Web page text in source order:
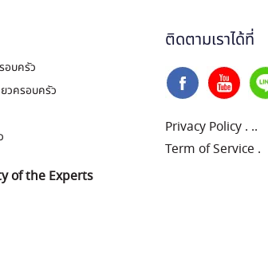
อบครัว
วครอบครัว
of the Experts
ติดตามเราได้ที่
Privacy Policy . ..
Term of Service .